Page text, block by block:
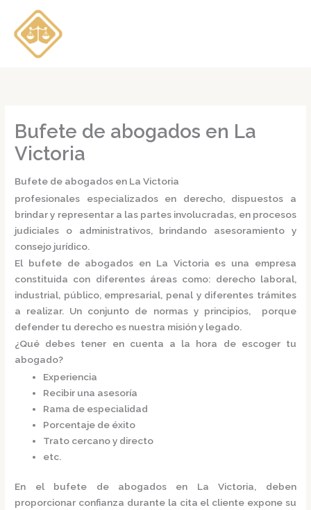
contenido
Bufete de abogados en La
Victoria
Bufete de abogados en La Victoria
profesionales especializados en derecho, dispuestos a
brindar y representar a las partes involucradas, en procesos
judiciales o administrativos, brindando asesoramiento y
consejo jurídico.
El bufete de abogados en La Victoria es una empresa
constituida con diferentes áreas como: derecho laboral,
industrial, público, empresarial, penal y diferentes trámites
a realizar. Un conjunto de normas y principios, porque
defender tu derecho es nuestra misión y legado.
¿Qué debes tener en cuenta a la hora de escoger tu
abogado?
Experiencia
Recibir una asesoría
Rama de especialidad
Porcentaje de éxito
Trato cercano y directo
etc.
En el bufete de abogados en La Victoria, deben
proporcionar confianza durante la cita el cliente expone su